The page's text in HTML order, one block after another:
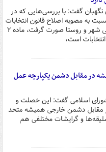
گفت: با بررسی‌هایی که در
به مصوبه اصلاح قانون انتخابات
شوراهای اسلامی شهر و روستا صورت گرفت، ماده ۲
در مقابل دشمن یکپارچه عمل
اسلامی گفت: این خصلت و
مقابل دشمن خارجی همیشه متحد
و گرایشات مختلفی هم